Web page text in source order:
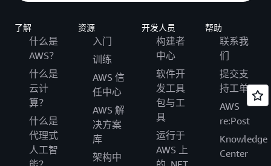
了解
什么是
AWS？
什么是
云计
算？
什么是
代理式
人工智
资源
入门
训练
AWS 信
任中心
AWS 解
决方案
库
架构中
开发人员
构建者
中心
软件开
发工具
包与工
具
运行于
AWS 上
帮助
联系我
们
提交支
持工单
AWS
re:Post
Knowledge
Center